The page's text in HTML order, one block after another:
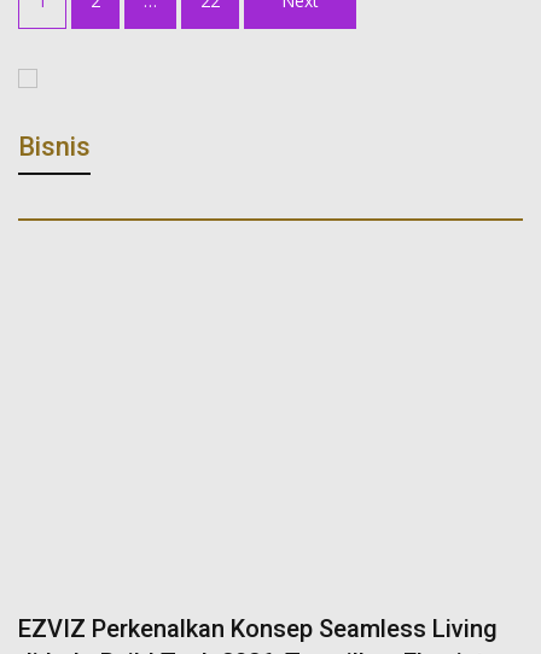
pagination
Bisnis
EZVIZ Perkenalkan Konsep Seamless Living